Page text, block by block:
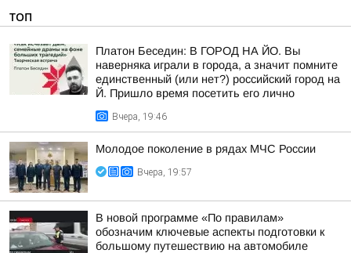
ТОП
Платон Беседин: В ГОРОД НА ЙО. Вы
наверняка играли в города, а значит помните
единственный (или нет?) российский город на
Й. Пришло время посетить его лично
Вчера, 19:46
Молодое поколение в рядах МЧС России
Вчера, 19:57
В новой программе «По правилам»
обозначим ключевые аспекты подготовки к
большому путешествию на автомобиле